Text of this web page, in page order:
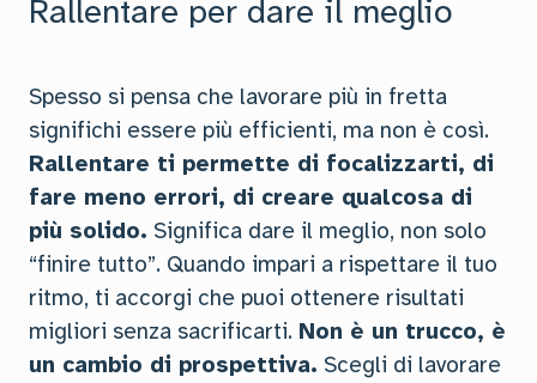
Rallentare per dare il meglio
Spesso si pensa che lavorare più in fretta
significhi essere più efficienti, ma non è così.
Rallentare ti permette di focalizzarti, di
fare meno errori, di creare qualcosa di
più solido. Significa dare il meglio, non solo
“finire tutto”. Quando impari a rispettare il tuo
ritmo, ti accorgi che puoi ottenere risultati
migliori senza sacrificarti. Non è un trucco, è
un cambio di prospettiva. Scegli di lavorare